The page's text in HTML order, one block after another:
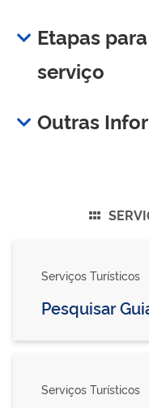
Etapas
serviço
Outras
Serviços Turísticos
Pesquisar
Serviços Turísticos